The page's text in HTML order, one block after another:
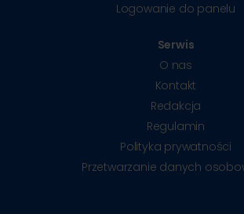
Logowanie do panelu
Serwis
O nas
Kontakt
Redakcja
Regulamin
Polityka prywatności
Przetwarzanie danych